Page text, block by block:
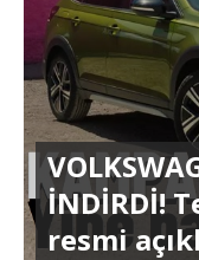
İNDİRDİ!
resmi